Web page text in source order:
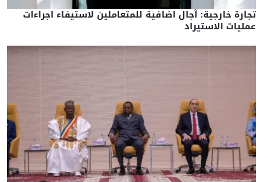
تجارة خارجية: آجال اضافية للمتعاملين لاستيفاء اجراءات
عمليات الاستيراد